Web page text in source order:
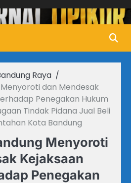
Raya
dan Mendesak
Penegakan Hukum
Tindak Pidana Jual Beli
Kota Bandung
Menyoroti
Kejaksaan
Penegakan